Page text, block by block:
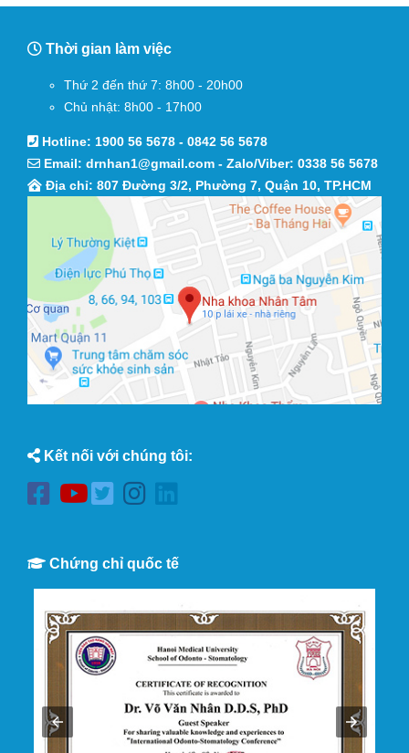
Thời gian làm việc
Thứ 2 đến thứ 7: 8h00 - 20h00
Chủ nhật: 8h00 - 17h00
Hotline: 1900 56 5678 - 0842 56 5678
Email: drnhan1@gmail.com - Zalo/Viber: 0338 56 5678
Địa chỉ: 807 Đường 3/2, Phường 7, Quận 10, TP.HCM
Kết nối với chúng tôi:
Chứng chỉ quốc tế